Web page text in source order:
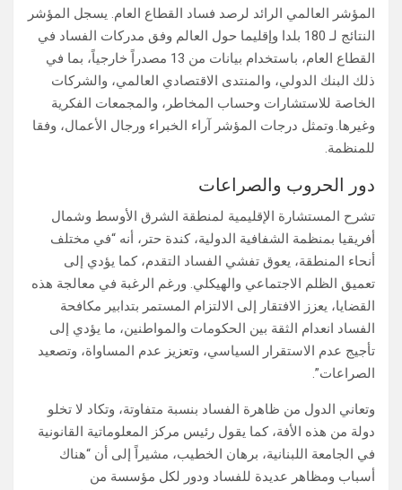
المؤشر العالمي الرائد لرصد فساد القطاع العام. يسجل المؤشر
النتائج لـ 180 بلدا وإقليما حول العالم وفق مدركات الفساد في
القطاع العام، باستخدام بيانات من 13 مصدراً خارجياً، بما في
ذلك البنك الدولي، والمنتدى الاقتصادي العالمي، والشركات
الخاصة للاستشارات وحساب المخاطر، والمجمعات الفكرية
وغيرها. وتمثل درجات المؤشر آراء الخبراء ورجال الأعمال، وفقا
للمنظمة.
دور الحروب والصراعات
تشرح المستشارة الإقليمية لمنطقة الشرق الأوسط وشمال
أفريقيا بمنظمة الشفافية الدولية، كندة حتر، أنه “في مختلف
أنحاء المنطقة، يعوق تفشي الفساد التقدم، كما يؤدي إلى
تعميق الظلم الاجتماعي والهيكلي. ورغم الرغبة في معالجة هذه
القضايا، يعزز الافتقار إلى الالتزام المستمر بتدابير مكافحة
الفساد انعدام الثقة بين الحكومات والمواطنين، ما يؤدي إلى
تأجيج عدم الاستقرار السياسي، وتعزيز عدم المساواة، وتصعيد
الصراعات”.
وتعاني الدول من ظاهرة الفساد بنسبة متفاوتة، وتكاد لا تخلو
دولة من هذه الأفة، كما يقول رئيس مركز المعلوماتية القانونية
في الجامعة اللبنانية، برهان الخطيب، مشيراً إلى أن “هناك
أسباب ومظاهر عديدة للفساد ودور لكل مؤسسة من